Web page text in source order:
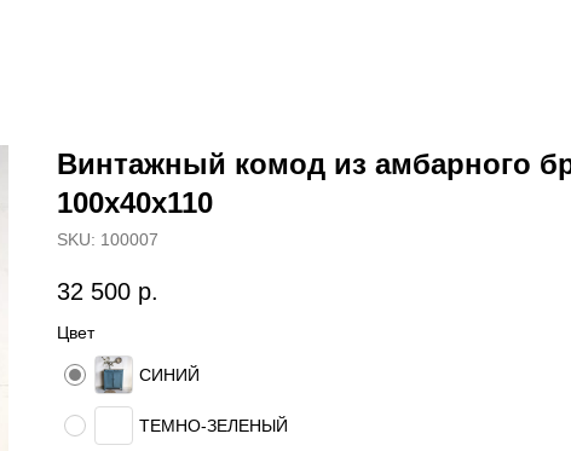
Винтажный комод из амбарного
100х40х110
SKU: 100007
32 500 р.
Цвет
СИНИЙ
ТЕМНО-ЗЕЛЕНЫЙ